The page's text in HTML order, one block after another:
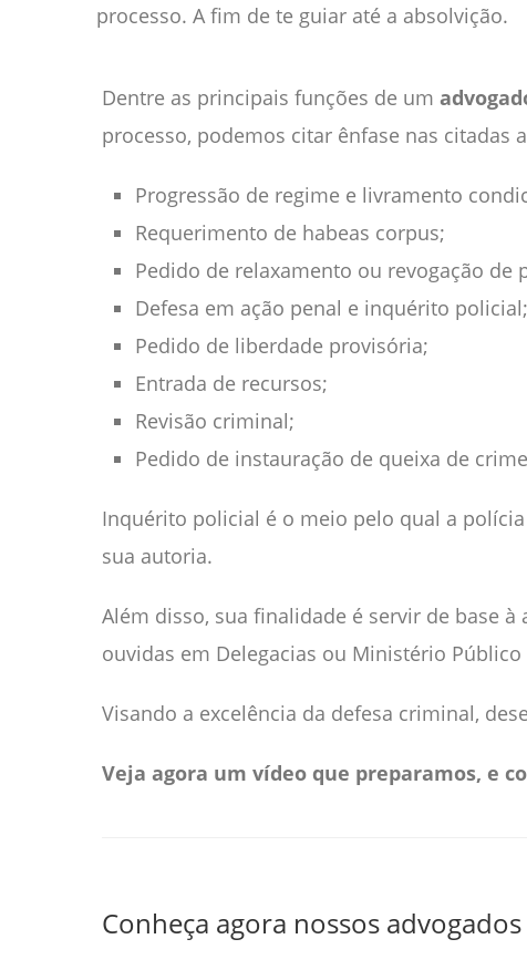
processo. A fim de te guiar até a absolvição.
Dentre as principais funções de um
processo, podemos citar ênfase nas citadas
Progressão de regime e livramento
Requerimento de habeas corpus;
Pedido de relaxamento ou revogação de
Defesa em ação penal e inquérito policial;
Pedido de liberdade provisória;
Entrada de recursos;
Revisão criminal;
Pedido de instauração de queixa de
Inquérito policial é o meio pelo qual a
sua autoria.
Além disso, sua finalidade é servir de base
ouvidas em Delegacias ou Ministério
Visando a excelência da defesa criminal,
Veja agora um vídeo que preparamos, e
Conheça agora nossos